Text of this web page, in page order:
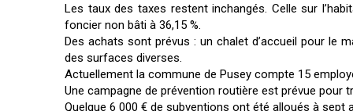
Les taux des taxes restent inchangés. Celle sur
foncier non bâti à 36,15 %.
Des achats sont prévus : un chalet d’accueil pour le
des surfaces diverses.
Actuellement la commune de Pusey compte 15
Une campagne de prévention routière est prévue pour
Quelque 6 000 € de subventions ont été alloués à sept